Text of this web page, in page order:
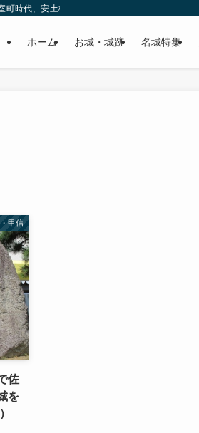
時代、安土桃山時代（戦国時代）、江戸時代と
ホーム お城・城跡 名城特集
甲信
佐
を